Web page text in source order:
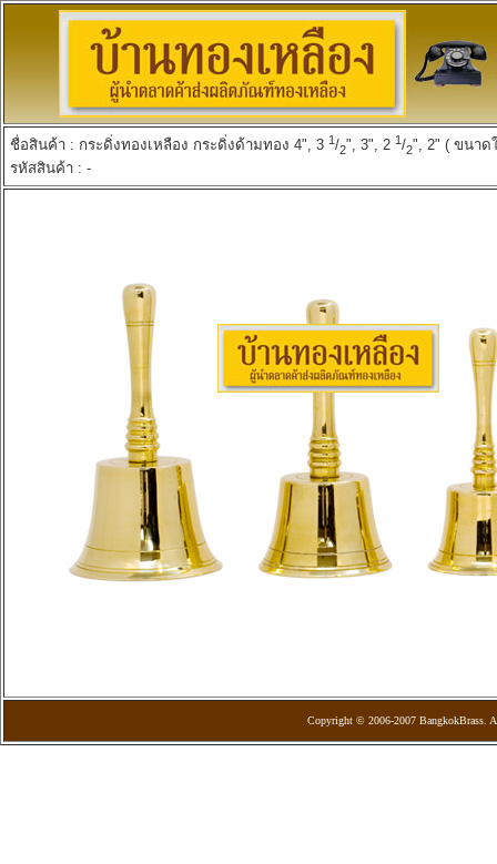
ชื่อสินค้า : กระดิ่งทองเหลือง กระดิ่งด้ามทอง 4", 3 1/2", 3", 2 1/2", 2" ( ขนา
รหัสสินค้า : -
Copyright © 2006-2007 BangkokBrass.